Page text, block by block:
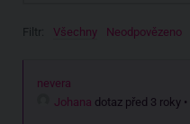
Filtr: Všechny Neodpovězeno
nevera
Johana dotaz před 3 roky •